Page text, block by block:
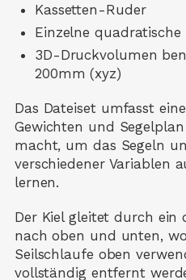
Kassetten-Ruder
Einzelne quadratische
3D-Druckvolumen
200mm (xyz)
Das Dateiset umfasst
Gewichten und
macht, um das Segeln
verschiedener Variablen
lernen.
Der Kiel gleitet durch ein
nach oben und unten,
Seilschlaufe oben
vollständig entfernt